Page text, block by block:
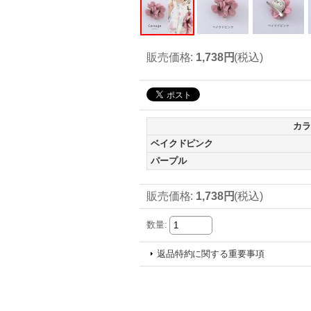
販売価格: 1,738円(税込)
カ
ベイクドピンク
パープル
販売価格: 1,738円(税込)
数量:
返品特約に関する重要事項